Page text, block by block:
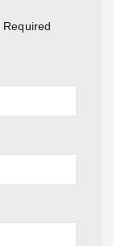
Required